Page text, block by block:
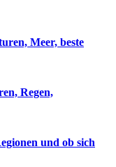
Meer, beste
Regen,
und ob sich